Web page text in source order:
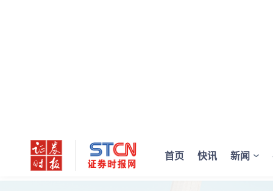
首页 快讯 新闻